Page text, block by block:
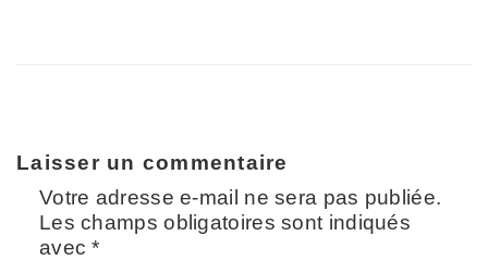
Laisser un commentaire
Votre adresse e-mail ne sera pas publiée.
Les champs obligatoires sont indiqués
avec*